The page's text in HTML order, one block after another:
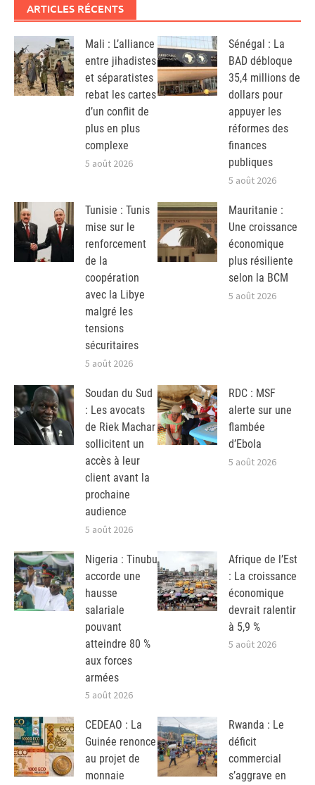
ARTICLES RÉCENTS
Mali : L’alliance
entre jihadistes
et séparatistes
rebat les cartes
d’un conflit de
plus en plus
complexe
5 août 2026
Sénégal : La
BAD débloque
35,4 millions de
dollars pour
appuyer les
réformes des
finances
publiques
5 août 2026
Tunisie : Tunis
mise sur le
renforcement
de la
coopération
avec la Libye
malgré les
tensions
sécuritaires
5 août 2026
Mauritanie :
Une croissance
économique
plus résiliente
selon la BCM
5 août 2026
Soudan du Sud
: Les avocats
de Riek Machar
sollicitent un
accès à leur
client avant la
prochaine
audience
5 août 2026
RDC : MSF
alerte sur une
flambée
d’Ebola
5 août 2026
Nigeria : Tinubu
accorde une
hausse
salariale
pouvant
atteindre 80 %
aux forces
armées
5 août 2026
Afrique de l’Est
: La croissance
économique
devrait ralentir
à 5,9 %
5 août 2026
CEDEAO : La
Guinée renonce
au projet de
monnaie
Rwanda : Le
déficit
commercial
s’aggrave en